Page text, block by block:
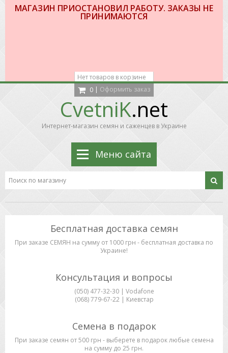
МАГАЗИН ПРИОСТАНОВИЛ РАБОТУ. ЗАКАЗЫ НЕ
ПРИНИМАЮТСЯ
Нет товаров в корзине
0 | Оформить заказ
CvetniK.net
Интернет-магазин семян и саженцев в Украине
Меню сайта
Бесплатная доставка семян
При заказе СЕМЯН на сумму от 1000 грн - бесплатная доставка по
Украине!
Консультация и вопросы
(050) 477-32-30 | Vodafone
(068) 779-67-22 | Киевстар
Семена в подарок
При заказе семян от 500 грн - выберете в подарок любые семена
на сумму до 25 грн.